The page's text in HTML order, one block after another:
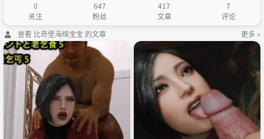
0
关注
647
粉丝
417
文章
7
评论
查看 比奇堡海绵宝宝 的文章
更多 »